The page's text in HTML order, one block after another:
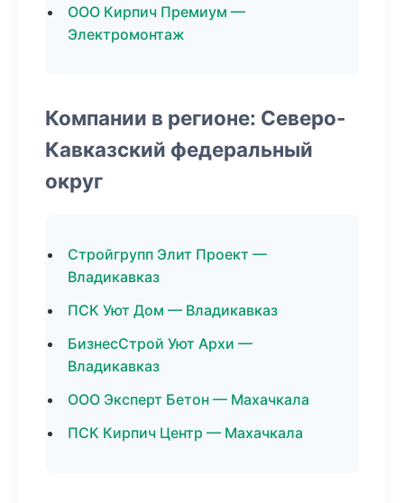
ООО Кирпич Премиум —
Электромонтаж
Компании в регионе: Северо-
Кавказский федеральный
округ
Стройгрупп Элит Проект —
Владикавказ
ПСК Уют Дом — Владикавказ
БизнесСтрой Уют Архи —
Владикавказ
ООО Эксперт Бетон — Махачкала
ПСК Кирпич Центр — Махачкала